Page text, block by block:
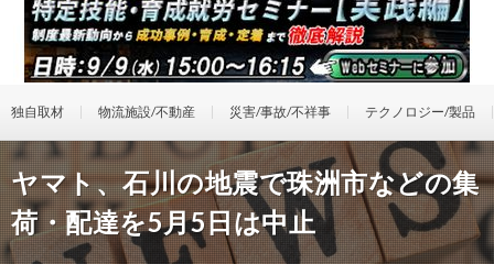
独自取材 物流施設/不動産 災害/事故/不祥事 テクノロジー/製品
ヤマト、石川の地震で珠洲市などの集
荷・配達を5月5日は中止